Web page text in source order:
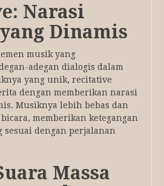
Narasi
Dinamis
musik yang
adegan dialogis dalam
yang unik, recitative
dengan memberikan narasi
Musiknya lebih bebas dan
memberikan ketegangan
sesuai dengan perjalanan
Massa